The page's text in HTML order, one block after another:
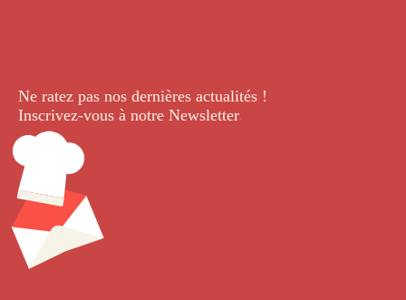
Ne ratez pas nos dernières actualités !
Inscrivez-vous à notre Newsletter.